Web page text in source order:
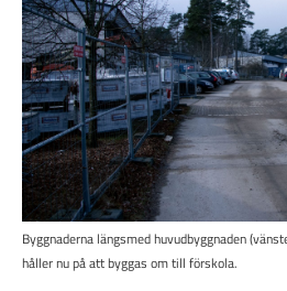
Byggnaderna längsmed huvudbyggnaden
håller nu på att byggas om till förskola.